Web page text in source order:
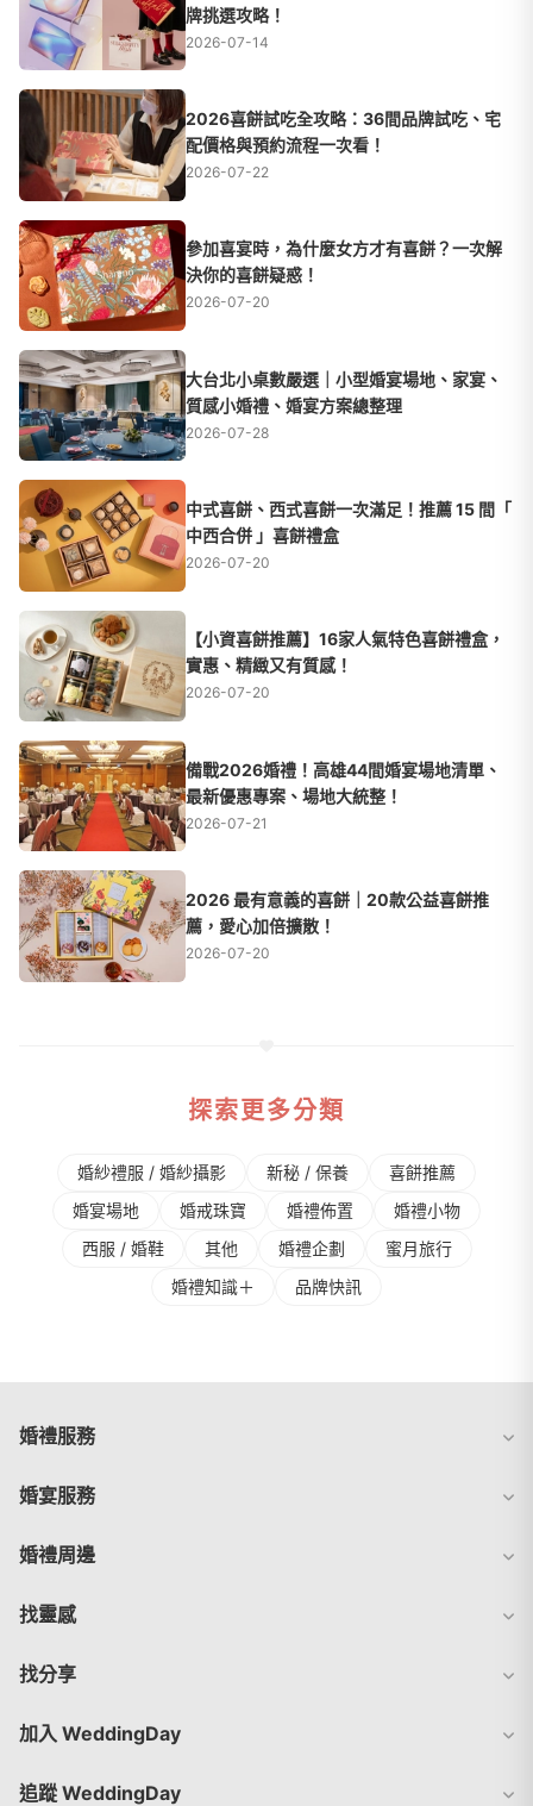
牌挑選攻略！
2026-07-14
2026喜餅試吃全攻略：36間品牌試吃、宅
配價格與預約流程一次看！
2026-07-22
參加喜宴時，為什麼女方才有喜餅？一次解
決你的喜餅疑惑！
2026-07-20
大台北小桌數嚴選｜小型婚宴場地、家宴、
質感小婚禮、婚宴方案總整理
2026-07-28
中式喜餅、西式喜餅一次滿足！推薦 15 間「
中西合併 」喜餅禮盒
2026-07-20
【小資喜餅推薦】16家人氣特色喜餅禮盒，
實惠、精緻又有質感！
2026-07-20
備戰2026婚禮！高雄44間婚宴場地清單、
最新優惠專案、場地大統整！
2026-07-21
2026 最有意義的喜餅｜20款公益喜餅推
薦，愛心加倍擴散！
2026-07-20
探索更多分類
婚紗禮服 / 婚紗攝影 新秘 / 保養
喜餅推薦
婚宴場地
婚戒珠寶 婚禮佈置
婚禮⼩物
⻄服 / 婚鞋
其他 婚禮企劃
蜜⽉旅⾏
婚禮知識＋
品牌快訊
婚禮服務
婚宴服務
婚禮周邊
找靈感
找分享
加入 WeddingDay
追蹤 WeddingDay